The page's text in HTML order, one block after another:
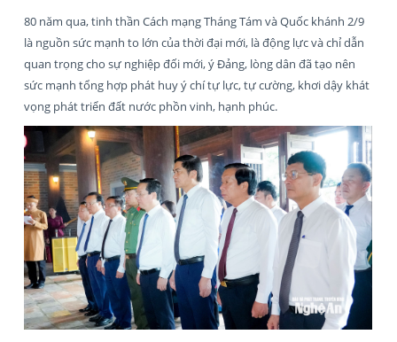
80 năm qua, tinh thần Cách mạng Tháng Tám và Quốc khánh 2/9
là nguồn sức mạnh to lớn của thời đại mới, là động lực và chỉ dẫn
quan trọng cho sự nghiệp đối mới, ý Đảng, lòng dân đã tạo nên
sức mạnh tổng hợp phát huy ý chí tự lực, tự cường, khơi dậy khát
vọng phát triển đất nước phồn vinh, hạnh phúc.